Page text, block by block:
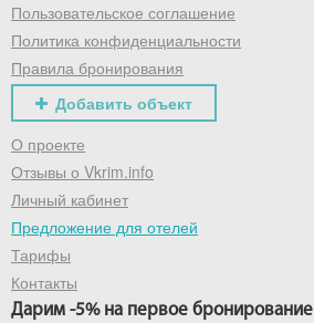
Пользовательское соглашение
Политика конфиденциальности
Правила бронирования
Добавить объект
О проекте
Отзывы о Vkrim.info
Личный кабинет
Предложение для отелей
Тарифы
Контакты
Дарим -5% на первое бронирование